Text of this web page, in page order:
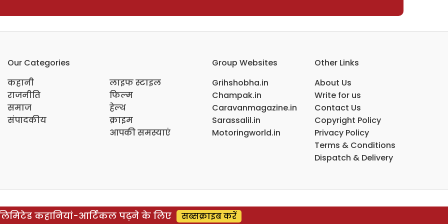
Our Categories
कहानी
राजनीति
समाज
संपादकीय
लाइफ स्टाइल
फिल्म
हेल्थ
क्राइम
आपकी समस्याएं
Group Websites
Grihshobha.in
Champak.in
Caravanmagazine.in
Sarassalil.in
Motoringworld.in
Other Links
About Us
Write for us
Contact Us
Copyright Policy
Privacy Policy
Terms & Conditions
Dispatch & Delivery
कहानियां-आर्टिकल पढ़ने के लिए सब्सक्राइब करें